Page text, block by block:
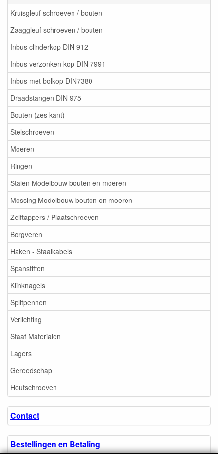
Kruisgleuf schroeven / bouten
Zaaggleuf schroeven / bouten
Inbus clinderkop DIN 912
Inbus verzonken kop DIN 7991
Inbus met bolkop DIN7380
Draadstangen DIN 975
Bouten (zes kant)
Stelschroeven
Moeren
Ringen
Stalen Modelbouw bouten en moeren
Messing Modelbouw bouten en moeren
Zelftappers / Plaatschroeven
Borgveren
Haken - Staalkabels
Spanstiften
Klinknagels
Splitpennen
Verlichting
Staaf Materialen
Lagers
Gereedschap
Houtschroeven
Contact
Bestellingen en Betaling